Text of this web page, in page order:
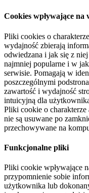
Cookies wpływające na
Pliki cookies o
wydajność zbierają
odwiedzana i jak się z
najmniej popularne i w
serwisie. Pomagają w
poszczególnymi
zawartość i wydajność
intuicyjną dla
Pliki cookie o
nie są usuwane po
przechowywane na
Funkcjonalne pliki
Pliki cookie wpływające
przypomnienie sobie
użytkownika lub